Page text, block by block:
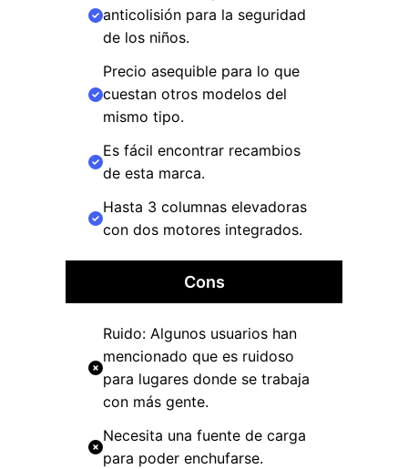
anticolisión para la seguridad
de los niños.
Precio asequible para lo que
cuestan otros modelos del
mismo tipo.
Es fácil encontrar recambios
de esta marca.
Hasta 3 columnas elevadoras
con dos motores integrados.
Cons
Ruido: Algunos usuarios han
mencionado que es ruidoso
para lugares donde se trabaja
con más gente.
Necesita una fuente de carga
para poder enchufarse.